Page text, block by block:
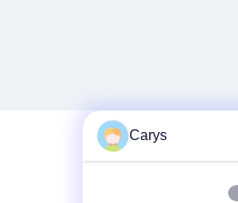
Carys